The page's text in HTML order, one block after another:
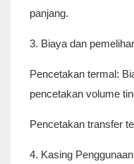
panjang.
3. Biaya dan
Pencetakan termal:
pencetakan volume
Pencetakan transfer
4. Kasing